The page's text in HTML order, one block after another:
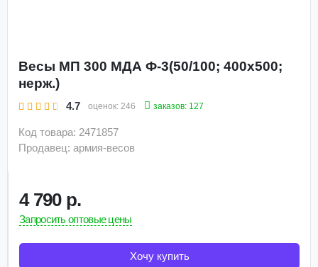
Весы МП 300 МДА Ф-3(50/100; 400х500;
нерж.)
4.7 оценок: 246 заказов: 127
Код товара: 2471857
Продавец: армия-весов
4 790 р.
Запросить оптовые цены
Хочу купить